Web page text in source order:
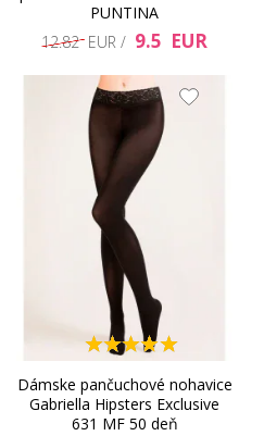
PUNTINA
12.82 EUR / 9.5 EUR
Dámske pančuchové nohavice
Gabriella Hipsters Exclusive
631 MF 50 deň